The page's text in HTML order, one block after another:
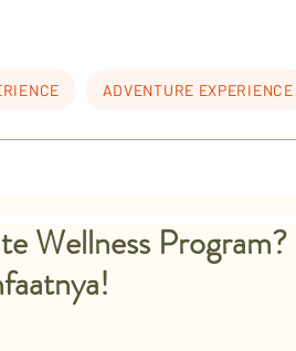
ADVENTURE EXPERIENCE
Wellness Program?